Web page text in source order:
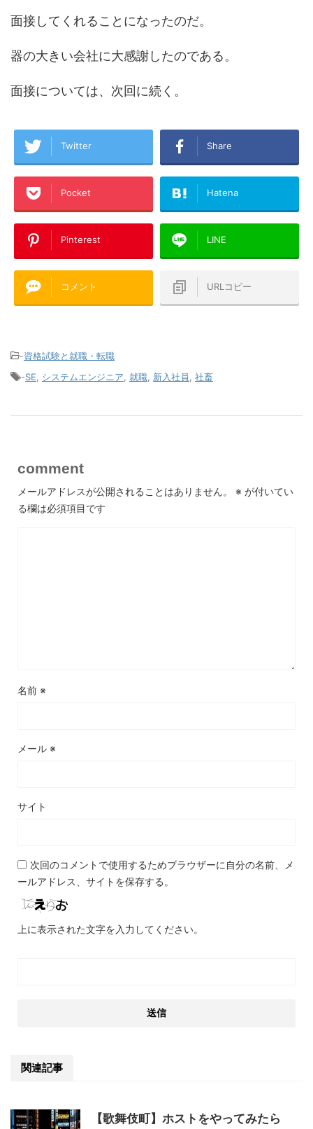
面接してくれることになったのだ。
器の大きい会社に大感謝したのである。
面接については、次回に続く。
Twitter Share
Pocket Hatena
Pinterest LINE
コメント URLコピー
-資格試験と就職・転職
-SE システムエンジニア 就職 新入社員 社畜
comment
メールアドレスが公開されることはありません。 ※ が付いてい
る欄は必須項目です
名前 ※
メール ※
サイト
次回のコメントで使用するためブラウザーに自分の名前、メ
ールアドレス、サイトを保存する。
上に表示された文字を入力してください。
関連記事
【歌舞伎町】ホストをやってみたら